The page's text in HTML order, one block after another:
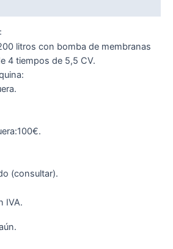
litros con bomba de membranas
4 tiempos de 5,5 CV.
(consultar).
IVA.